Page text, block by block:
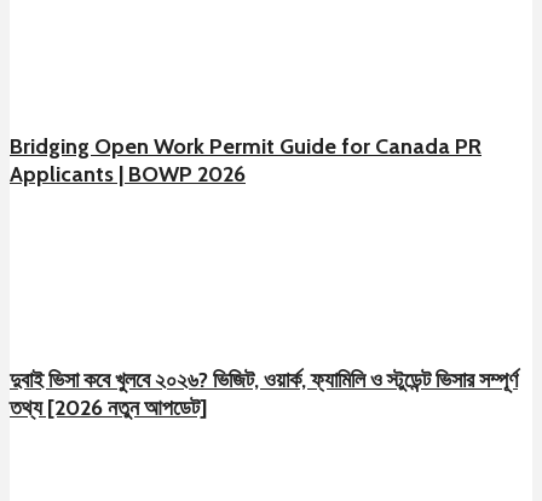
Bridging Open Work Permit Guide for Canada PR
Applicants | BOWP 2026
দুবাই ভিসা কবে খুলবে ২০২৬? ভিজিট, ওয়ার্ক, ফ্যামিলি ও স্টুডেন্ট ভিসার সম্পূর্ণ
তথ্য [2026 নতুন আপডেট]